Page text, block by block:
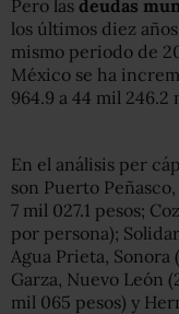
Pero las deudas
los últimos diez
mismo periodo de
México se ha
964.9 a 44 mil 246.2
En el análisis per
son Puerto
7 mil 027.1 pesos;
por persona);
Agua Prieta, Sonora
Garza, Nuevo León
mil 065 pesos) y